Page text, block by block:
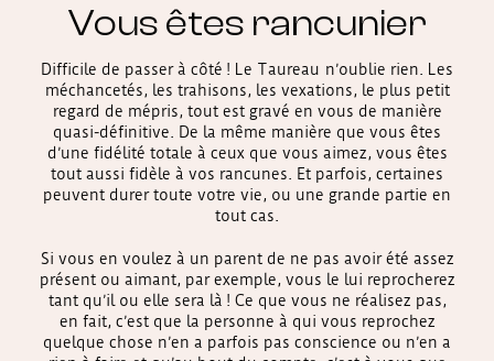
Vous êtes rancunier
Difficile de passer à côté ! Le Taureau n’oublie rien. Les
méchancetés, les trahisons, les vexations, le plus petit
regard de mépris, tout est gravé en vous de manière
quasi-définitive. De la même manière que vous êtes
d’une fidélité totale à ceux que vous aimez, vous êtes
tout aussi fidèle à vos rancunes. Et parfois, certaines
peuvent durer toute votre vie, ou une grande partie en
tout cas.
Si vous en voulez à un parent de ne pas avoir été assez
présent ou aimant, par exemple, vous le lui reprocherez
tant qu’il ou elle sera là ! Ce que vous ne réalisez pas,
en fait, c’est que la personne à qui vous reprochez
quelque chose n’en a parfois pas conscience ou n’en a